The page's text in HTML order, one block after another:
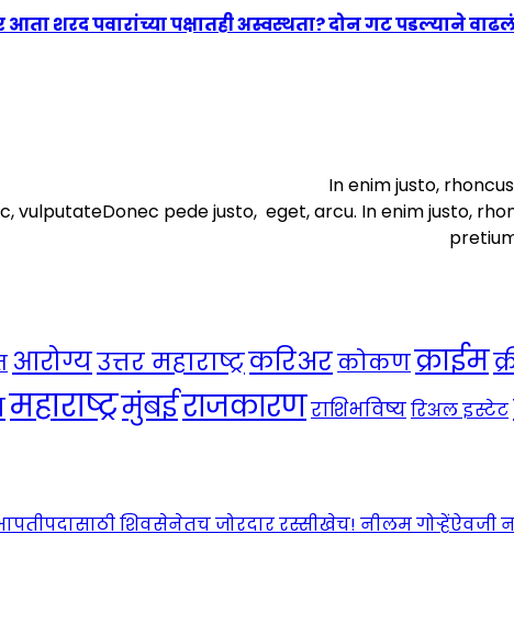
शरद पवारांच्या पक्षातही अस्वस्थता? दोन गट पडल्याने
In enim justo,
vulputateDonec pede justo, eget, arcu. In enim justo,
आरोग्यउत्तर महाराष्ट्रकरिअरकोकणक्राईम
महाराष्ट्रमुंबईराजकारणराशिभविष्यरिअल इस्टेट